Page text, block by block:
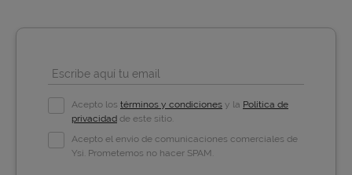
Escribe aquí tu email
Acepto los términos y condiciones y la Política de
privacidad de este sitio.
Acepto el envío de comunicaciones comerciales de
Ysi. Prometemos no hacer SPAM.